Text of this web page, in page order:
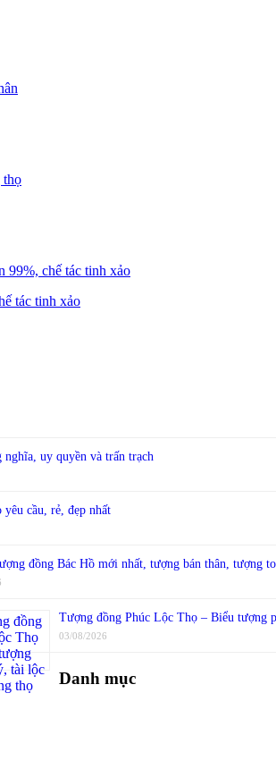
tác tinh xảo
uy quyền và trấn trạch
cầu, rẻ, đẹp nhất
đồng Bác Hồ mới nhất, tượng bán thân, tượng
Tượng đồng Phúc Lộc Thọ – Biểu tượng
03/08/2026
Danh mục